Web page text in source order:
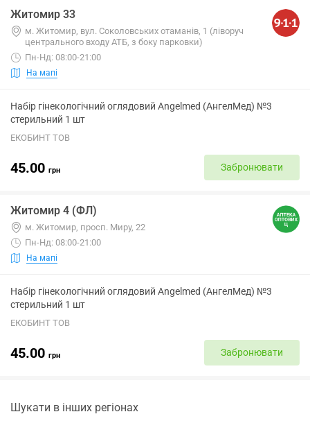
Житомир 33
м. Житомир, вул. Соколовських отаманів, 1 (ліворуч
центрального входу АТБ, з боку парковки)
Пн-Нд: 08:00-21:00
На мапі
Набір гінекологічний оглядовий Angelmed (АнгелМед) №3
стерильний 1 шт
ЕКОБИНТ ТОВ
45.00 грн Забронювати
Житомир 4 (ФЛ)
м. Житомир, просп. Миру, 22
Пн-Нд: 08:00-21:00
На мапі
Набір гінекологічний оглядовий Angelmed (АнгелМед) №3
стерильний 1 шт
ЕКОБИНТ ТОВ
45.00 грн Забронювати
Шукати в інших регіонах